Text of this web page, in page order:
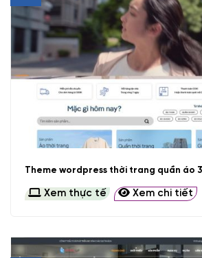
Theme wordpress thời trang quần áo
Xem thực tế Xem chi tiết